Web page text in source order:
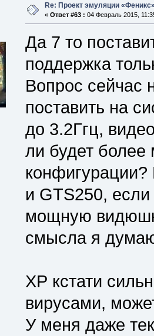
Re: Проект эмуляции
« Ответ #63 : 04 Февраль 2015,
Да 7 то
поддержка
Вопрос сейчас
поставить на
до 3.2Ггц,
ли будет более
и GTS250,
мощную
смысла я
ХР кстати
вирусами,
У меня даже